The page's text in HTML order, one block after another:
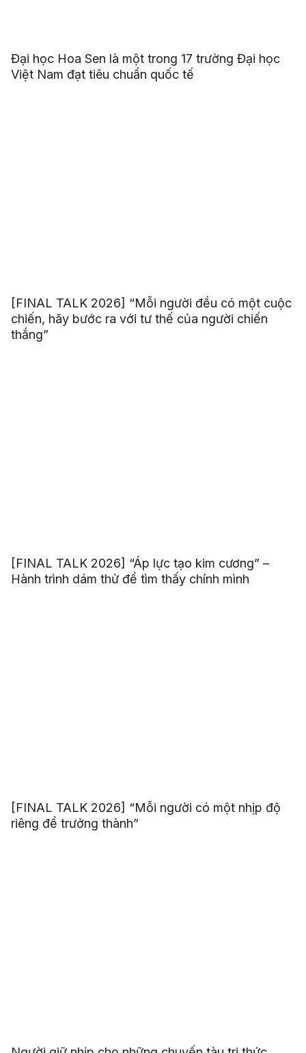
Đại học Hoa Sen là một trong 17 trường Đại học
Việt Nam đạt tiêu chuẩn quốc tế
[FINAL TALK 2026] “Mỗi người đều có một cuộc
chiến, hãy bước ra với tư thế của người chiến
thắng”
[FINAL TALK 2026] “Áp lực tạo kim cương” –
Hành trình dám thử để tìm thấy chính mình
[FINAL TALK 2026] “Mỗi người có một nhịp độ
riêng để trưởng thành”